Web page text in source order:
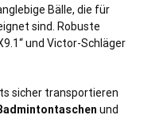
Bälle, die für
sind. Robuste
und Victor-Schläger
sicher transportieren
und